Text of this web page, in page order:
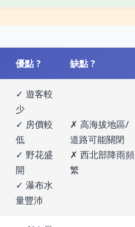
優點 ? 缺點 ?
✓ 遊客較
少
✓ 房價較
低
✓ 野花盛
開
✓ 瀑布水
量豐沛
✗ 高海拔地區/
道路可能關閉
✗ 西北部降雨頻
繁